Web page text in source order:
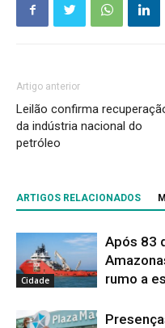
Artigo anterior
Leilão confirma
da indústria nacional do
petróleo
ARTIGOS RELACIONADOS
Cidade
Após 83
rumo a